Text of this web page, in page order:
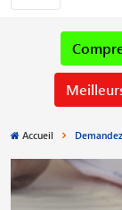
Accueil